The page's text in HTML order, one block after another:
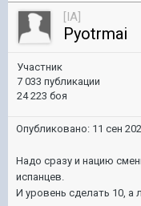
[IA]
Pyotrmai
Участник
7 033 публикации
24 223 боя
Опубликовано: 11 сен
Надо сразу и нацию
испанцев.
И уровень сделать 10, а